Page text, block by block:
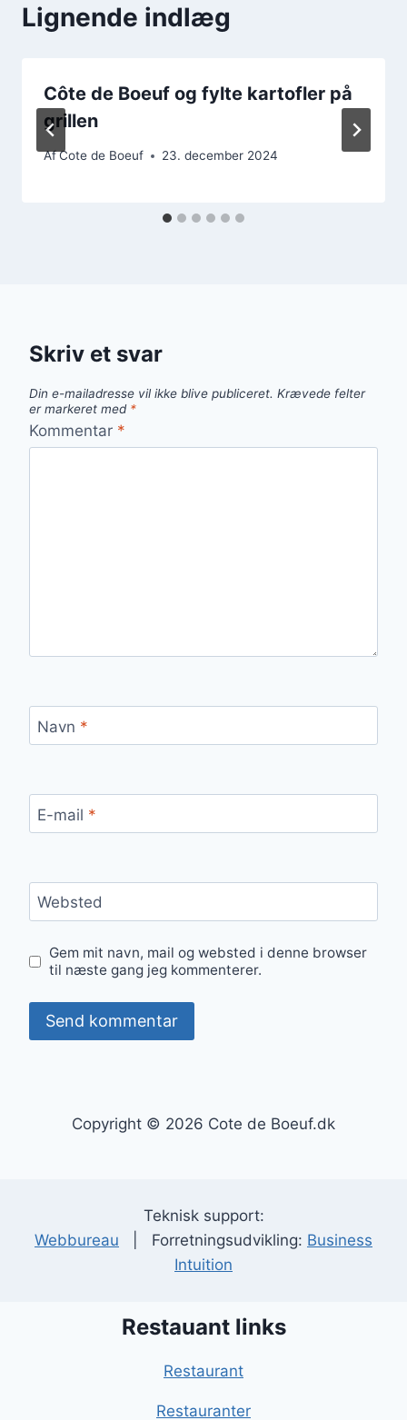
Lignende indlæg
Côte de Boeuf og fylte kartofler på
grillen
AfCote de Boeuf 23. december 2024
Skriv et svar
Din e-mailadresse vil ikke blive publiceret. Krævede felter
er markeret med *
Kommentar *
Navn *
E-mail *
Websted
Gem mit navn, mail og websted i denne browser
til næste gang jeg kommenterer.
Copyright © 2026 Cote de Boeuf.dk
Teknisk support:
Webbureau | Forretningsudvikling: Business
Intuition
Restauant links
Restaurant
Restauranter